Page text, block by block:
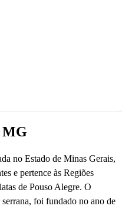
MG
no Estado de Minas Gerais,
e pertence às Regiões
de Pouso Alegre. O
foi fundado no ano de